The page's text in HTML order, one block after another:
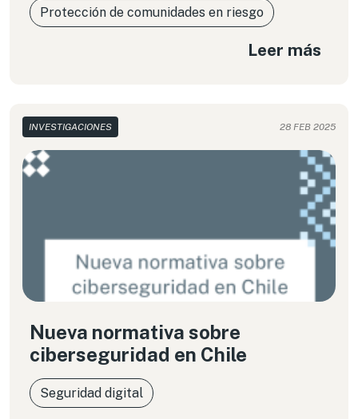
Protección de comunidades en riesgo
Leer más
INVESTIGACIONES 28 FEB 2025
Nueva normativa sobre
ciberseguridad en Chile
Seguridad digital